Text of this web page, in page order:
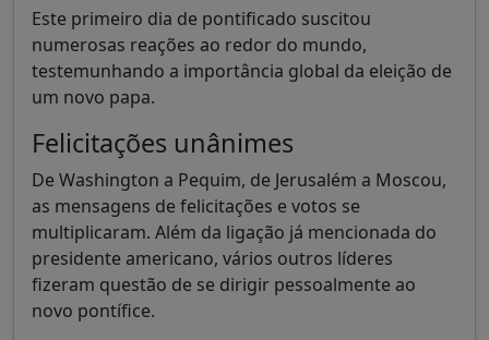
Este primeiro dia de pontificado suscitou
numerosas reações ao redor do mundo,
testemunhando a importância global da eleição de
um novo papa.
Felicitações unânimes
De Washington a Pequim, de Jerusalém a Moscou,
as mensagens de felicitações e votos se
multiplicaram. Além da ligação já mencionada do
presidente americano, vários outros líderes
fizeram questão de se dirigir pessoalmente ao
novo pontífice.